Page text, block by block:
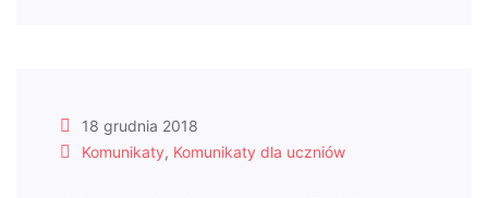
18 grudnia 2018
Komunikaty, Komunikaty dla uczniów